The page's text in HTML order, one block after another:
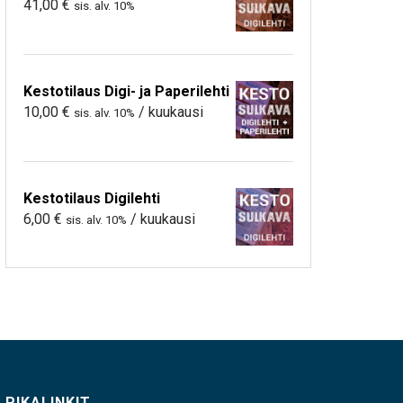
41,00 € sis. alv. 10%
Kestotilaus Digi- ja Paperilehti
10,00 € sis. alv. 10% / kuukausi
Kestotilaus Digilehti
6,00 € sis. alv. 10% / kuukausi